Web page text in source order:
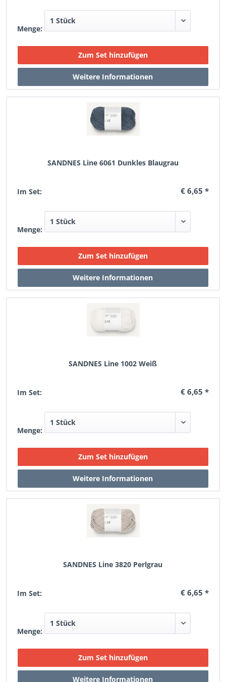
Menge:
SANDNES Line 6061 Dunkles Blaugrau
Im Set: € 6,65 *
Menge:
SANDNES Line 1002 Weiß
Im Set: € 6,65 *
Menge:
SANDNES Line 3820 Perlgrau
Im Set: € 6,65 *
Menge: